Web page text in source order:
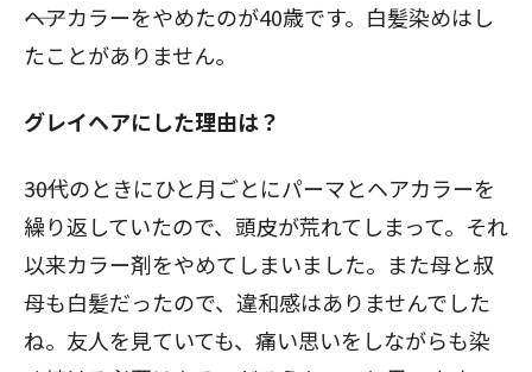
――ヘアカラーをやめたのが40歳です。白髪染めはし
たことがありません。
グレイヘアにした理由は？
――30代のときにひと月ごとにパーマとヘアカラーを
繰り返していたので、頭皮が荒れてしまって。それ
以来カラー剤をやめてしまいました。また母と叔
母も白髪だったので、違和感はありませんでした
ね。友人を見ていても、痛い思いをしながらも染